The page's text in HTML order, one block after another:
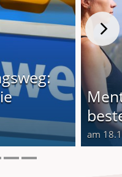
am